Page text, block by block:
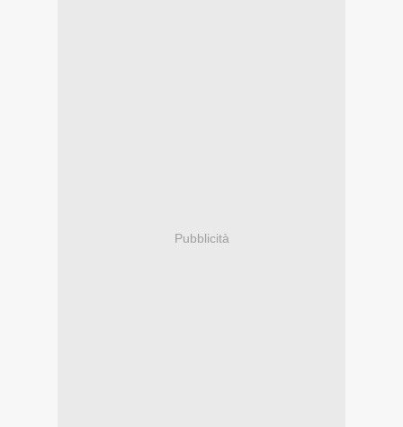
Pubblicità